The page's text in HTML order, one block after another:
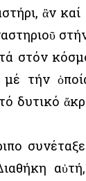
ἂν
στόν
τήν
δυτικό